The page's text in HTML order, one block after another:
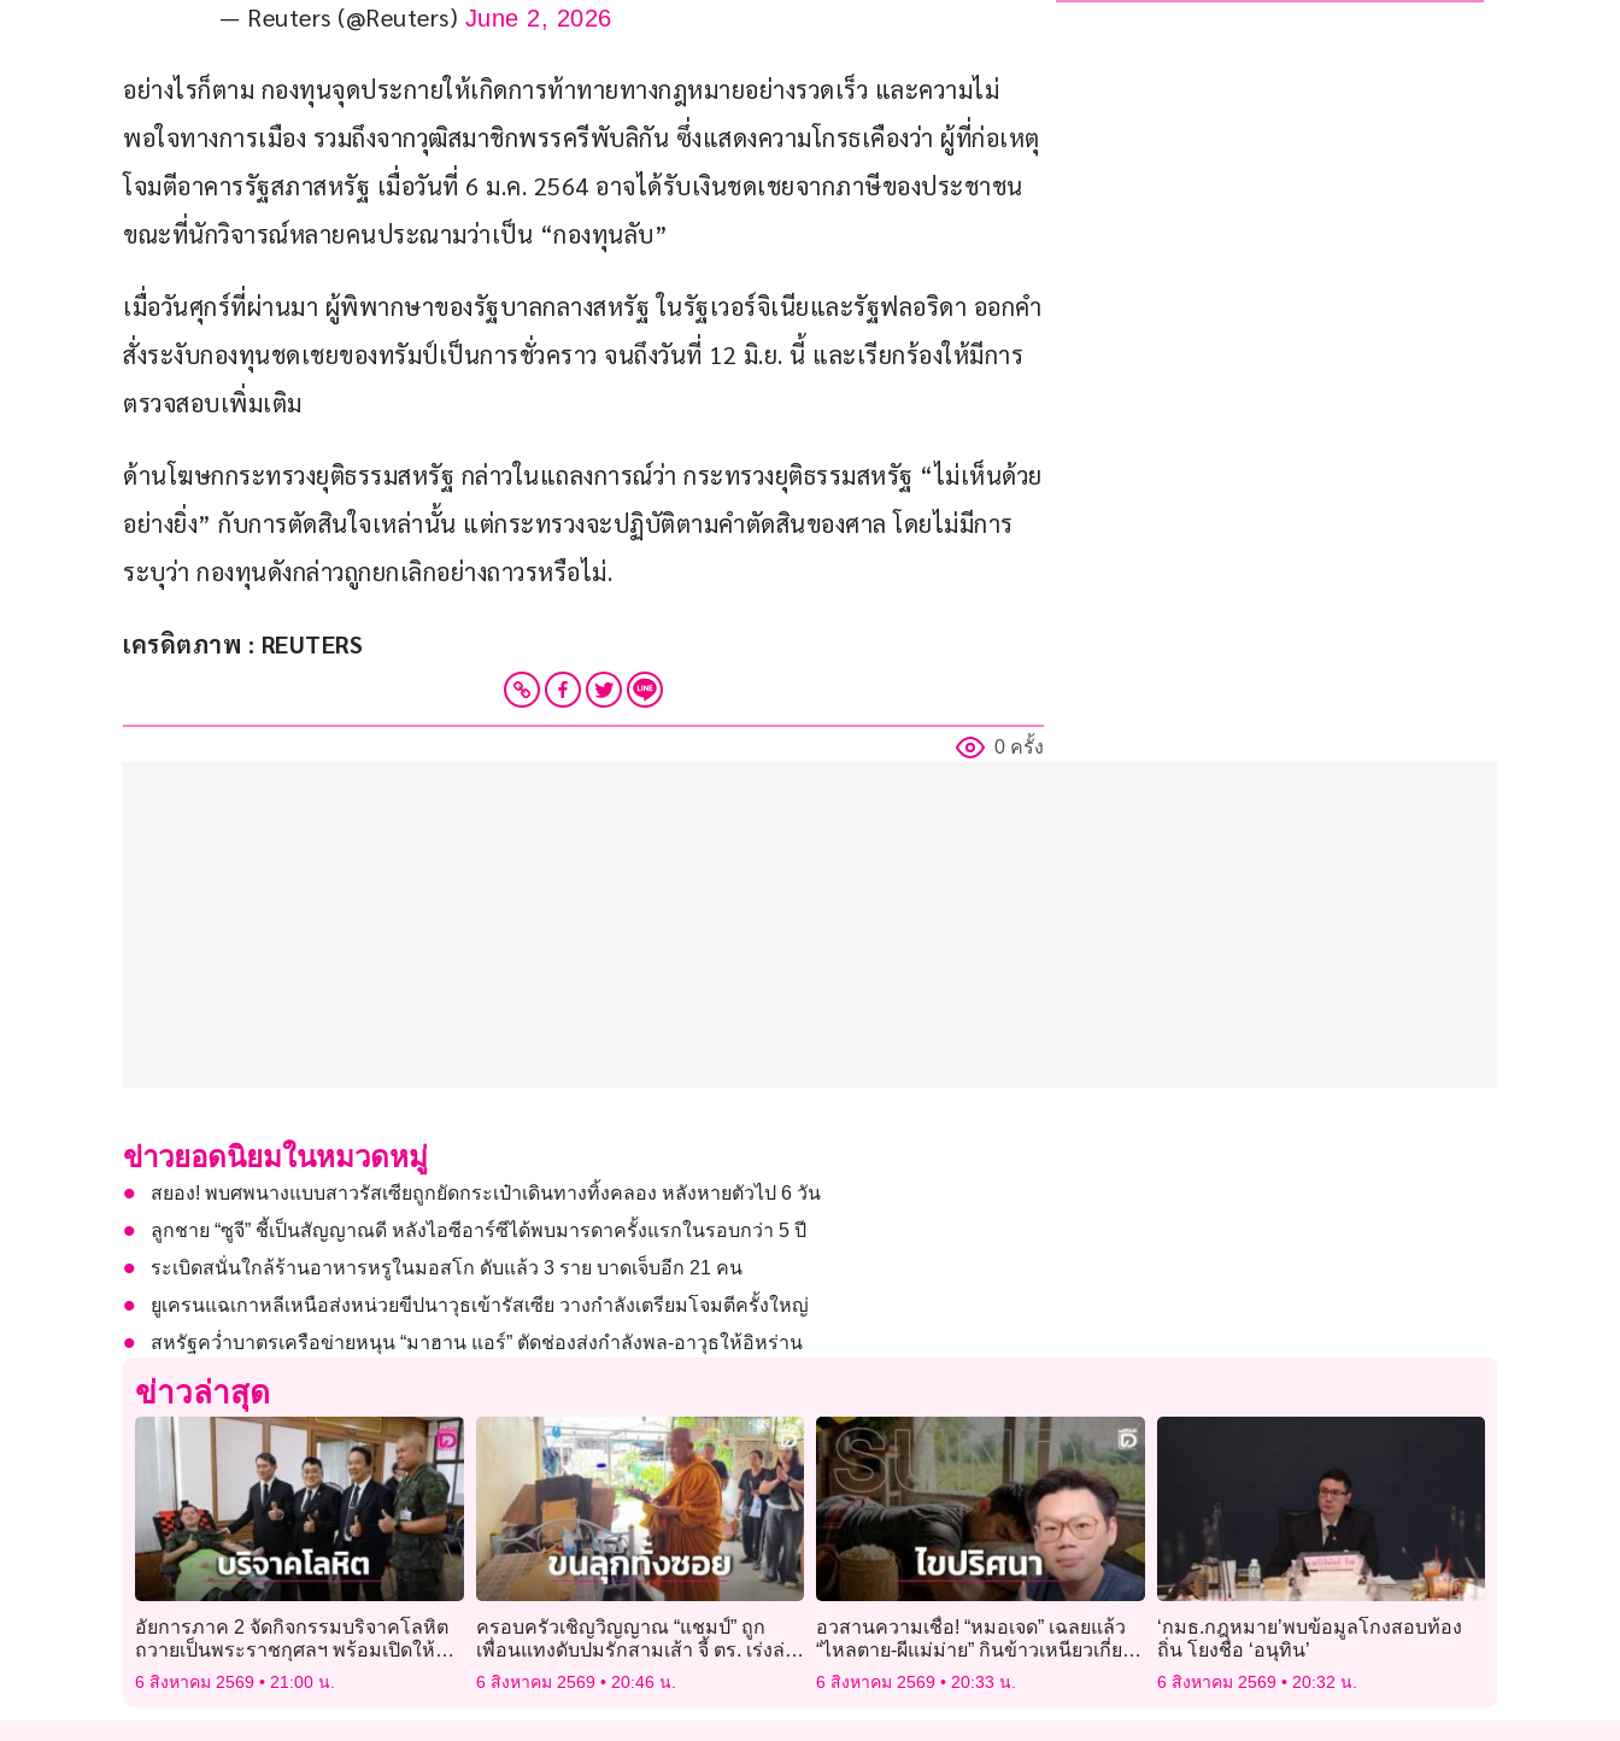
— Reuters (@Reuters) June 2, 2026
อย่างไรก็ตาม กองทุนจุดประกายให้เกิดการท้าทายทางกฎหมายอย่างรวดเร็ว และความไม่
พอใจทางการเมือง รวมถึงจากวุฒิสมาชิกพรรครีพับลิกัน ซึ่งแสดงความโกรธเคืองว่า ผู้ที่ก่อเหตุ
โจมตีอาคารรัฐสภาสหรัฐ เมื่อวันที่ 6 ม.ค. 2564 อาจได้รับเงินชดเชยจากภาษีของประชาชน
ขณะที่นักวิจารณ์หลายคนประณามว่าเป็น “กองทุนลับ”
เมื่อวันศุกร์ที่ผ่านมา ผู้พิพากษาของรัฐบาลกลางสหรัฐ ในรัฐเวอร์จิเนียและรัฐฟลอริดา ออกคำ
สั่งระงับกองทุนชดเชยของทรัมป์เป็นการชั่วคราว จนถึงวันที่ 12 มิ.ย. นี้ และเรียกร้องให้มีการ
ตรวจสอบเพิ่มเติม
ด้านโฆษกกระทรวงยุติธรรมสหรัฐ กล่าวในแถลงการณ์ว่า กระทรวงยุติธรรมสหรัฐ “ไม่เห็นด้วย
อย่างยิ่ง” กับการตัดสินใจเหล่านั้น แต่กระทรวงจะปฏิบัติตามคำตัดสินของศาล โดยไม่มีการ
ระบุว่า กองทุนดังกล่าวถูกยกเลิกอย่างถาวรหรือไม่.
เครดิตภาพ : REUTERS
0 ครั้ง
ข่าวยอดนิยมในหมวดหมู่
สยอง! พบศพนางแบบสาวรัสเซียถูกยัดกระเป๋าเดินทางทิ้งคลอง หลังหายตัวไป 6 วัน
ลูกชาย “ซูจี” ชี้เป็นสัญญาณดี หลังไอซีอาร์ซีได้พบมารดาครั้งแรกในรอบกว่า 5 ปี
ระเบิดสนั่นใกล้ร้านอาหารหรูในมอสโก ดับแล้ว 3 ราย บาดเจ็บอีก 21 คน
ยูเครนแฉเกาหลีเหนือส่งหน่วยขีปนาวุธเข้ารัสเซีย วางกำลังเตรียมโจมตีครั้งใหญ่
สหรัฐคว่ำบาตรเครือข่ายหนุน “มาฮาน แอร์” ตัดช่องส่งกำลังพล-อาวุธให้อิหร่าน
ข่าวล่าสุด
อัยการภาค 2 จัดกิจกรรมบริจาคโลหิต
ถวายเป็นพระราชกุศลฯ พร้อมเปิดให้
ประชาชนเข้าชมห้องทรงงานของ
6 สิงหาคม 2569 21:00 น.
ครอบครัวเชิญวิญญาณ “แชมป์” ถูก
เพื่อนแทงดับปมรักสามเส้า จี้ ตร. เร่งล่า
ตัว
6 สิงหาคม 2569 20:46 น.
อวสานความเชื่อ! “หมอเจด” เฉลยแล้ว
“ไหลตาย-ผีแม่ม่าย” กินข้าวเหนียวเกี่ยว
จริงไหม?
6 สิงหาคม 2569 20:33 น.
‘กมธ.กฎหมาย’พบข้อมูลโกงสอบท้อง
ถิ่น โยงชื่อ ‘อนุทิน’
6 สิงหาคม 2569 20:32 น.